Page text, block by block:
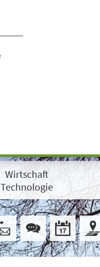
Wirtschaft
Technologie